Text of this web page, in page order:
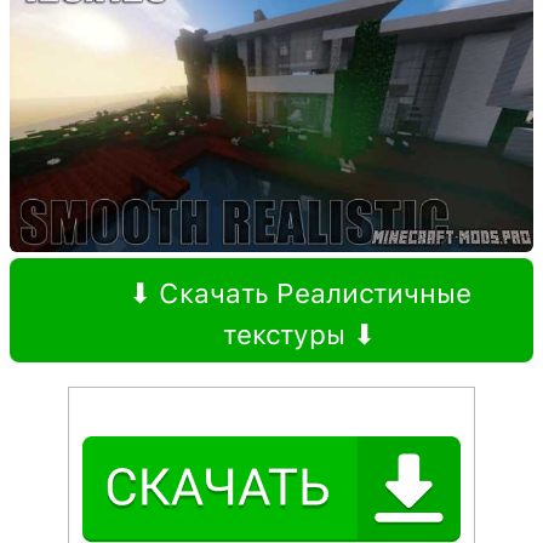
⬇ Скачать Реалистичные
текстуры ⬇